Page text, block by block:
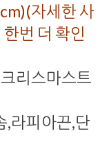
자세한 사
번 더 확인
리스마스트
,라피아끈,단